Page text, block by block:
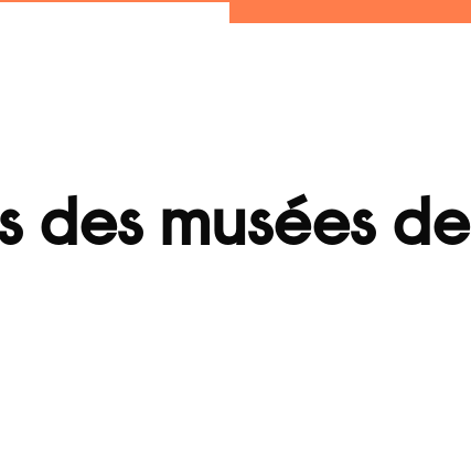
des musées de